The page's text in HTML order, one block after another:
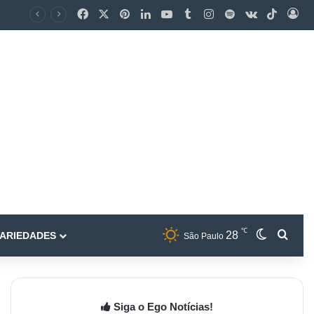
São Paulo 28 ℃
Siga o Ego Notícias!